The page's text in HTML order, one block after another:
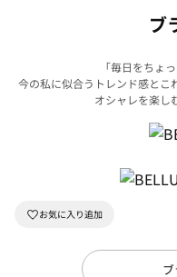
ブ
「毎日をちょ
今の私に似合うトレンド感とこ
オシャレを楽し